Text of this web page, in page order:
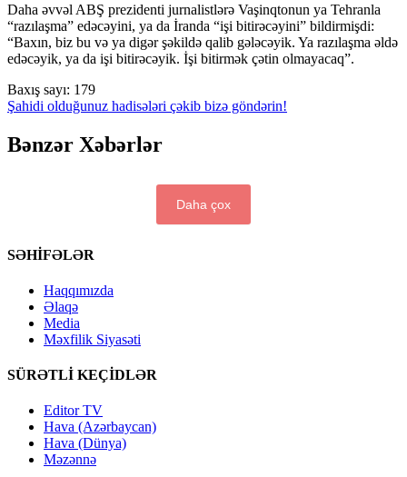
Daha əvvəl ABŞ prezidenti jurnalistlərə Vaşinqtonun ya Tehranla
“razılaşma” edəcəyini, ya da İranda “işi bitirəcəyini” bildirmişdi:
“Baxın, biz bu və ya digər şəkildə qalib gələcəyik. Ya razılaşma əldə
edəcəyik, ya da işi bitirəcəyik. İşi bitirmək çətin olmayacaq”.
Baxış sayı: 179
Şahidi olduğunuz hadisələri çəkib bizə göndərin!
Bənzər Xəbərlər
Daha çox
SƏHİFƏLƏR
Haqqımızda
Əlaqə
Media
Məxfilik Siyasəti
SÜRƏTLİ KEÇİDLƏR
Editor TV
Hava (Azərbaycan)
Hava (Dünya)
Məzənnə